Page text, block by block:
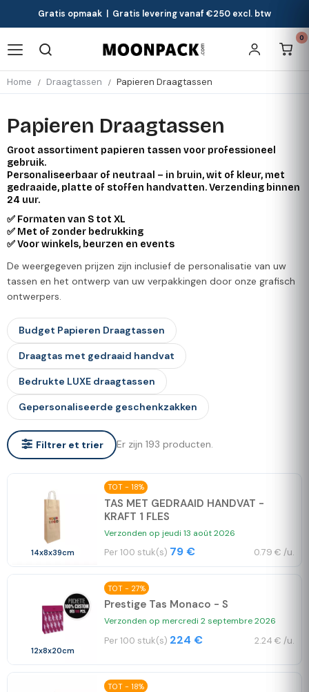
Gratis opmaak | Gratis levering vanaf €250 excl. btw
0
Home Draagtassen Papieren Draagtassen
Papieren Draagtassen
Groot assortiment papieren tassen voor professioneel
gebruik.
Personaliseerbaar of neutraal – in bruin, wit of kleur, met
gedraaide, platte of stoffen handvatten. Verzending binnen
24 uur.
✅ Formaten van S tot XL
✅ Met of zonder bedrukking
✅ Voor winkels, beurzen en events
De weergegeven prijzen zijn inclusief de personalisatie van uw
tassen en het ontwerp van uw verpakkingen door onze grafisch
ontwerpers.
Budget Papieren Draagtassen
Draagtas met gedraaid handvat
Bedrukte LUXE draagtassen
Gepersonaliseerde geschenkzakken
Filtrer et trier Er zijn 193 producten.
14x8x39cm
TOT - 18%
TAS MET GEDRAAID HANDVAT -
KRAFT 1 FLES
Verzonden op jeudi 13 août 2026
Per 100 stuk(s) 79 € 0.79 € /u.
12x8x20cm
TOT - 27%
Prestige Tas Monaco - S
Verzonden op mercredi 2 septembre 2026
Per 100 stuk(s) 224 € 2.24 € /u.
TOT - 18%